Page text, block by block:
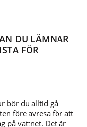
DU LÄMNAR
FÖR
bör du alltid gå
före avresa för att
på vattnet. Det är